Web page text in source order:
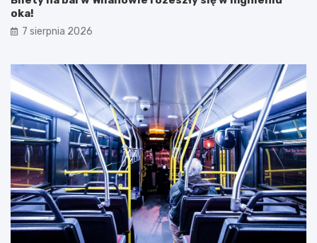
oka!
7 sierpnia 2026